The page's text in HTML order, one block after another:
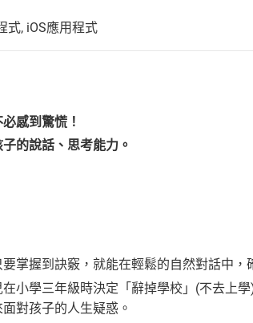
式, iOS應用程式
感到驚慌！
的說話、思考能力。
掌握到訣竅，就能在輕鬆的自然對話中，
小學三年級時決定「辭掉學校」(不去上
對孩子的人生疑惑。